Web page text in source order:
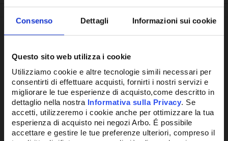
Consenso Dettagli Informazioni sui cookie
Questo sito web utilizza i cookie
Utilizziamo cookie e altre tecnologie simili necessari per
consentirti di effettuare acquisti, fornirti i nostri servizi e
migliorare le tue esperienze di acquisto,come descritto in
dettaglio nella nostra Informativa sulla Privacy. Se
accetti, utilizzeremo i cookie anche per ottimizzare la tua
esperienza di acquisto nei negozi Arbo. É possibile
accettare e gestire le tue preferenze ulteriori, compreso il
Potrebbe anche interessarti